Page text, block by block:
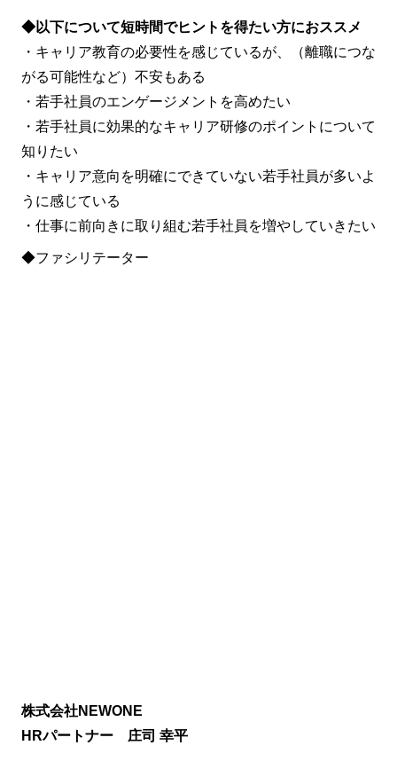
◆以下について短時間でヒントを得たい方におススメ
・キャリア教育の必要性を感じているが、（離職につな
がる可能性など）不安もある
・若手社員のエンゲージメントを高めたい
・若手社員に効果的なキャリア研修のポイントについて
知りたい
・キャリア意向を明確にできていない若手社員が多いよ
うに感じている
・仕事に前向きに取り組む若手社員を増やしていきたい
◆ファシリテーター
株式会社NEWONE
HRパートナー 庄司 幸平